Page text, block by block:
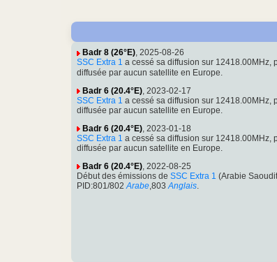
Badr 8 (26°E), 2025-08-26
SSC Extra 1 a cessé sa diffusion sur 12418.00MHz,
diffusée par aucun satellite en Europe.
Badr 6 (20.4°E) , 2023-02-17
SSC Extra 1 a cessé sa diffusion sur 12418.00MHz,
diffusée par aucun satellite en Europe.
Badr 6 (20.4°E) , 2023-01-18
SSC Extra 1 a cessé sa diffusion sur 12418.00MHz,
diffusée par aucun satellite en Europe.
Badr 6 (20.4°E) , 2022-08-25
Début des émissions de SSC Extra 1 (Arabie
PID:801/802 Arabe ,803 Anglais